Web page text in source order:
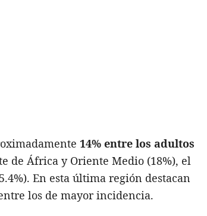
14% entre los adultos
de África y Oriente Medio (18%), el
En esta última región destacan
los de mayor incidencia.